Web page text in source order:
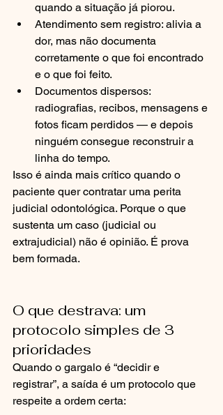
quando a situação já piorou.
Atendimento sem registro: alivia a
dor, mas não documenta
corretamente o que foi encontrado
e o que foi feito.
Documentos dispersos:
radiografias, recibos, mensagens e
fotos ficam perdidos — e depois
ninguém consegue reconstruir a
linha do tempo.
Isso é ainda mais crítico quando o
paciente quer contratar uma perita
judicial odontológica. Porque o que
sustenta um caso (judicial ou
extrajudicial) não é opinião. É prova
bem formada.
O que destrava: um
protocolo simples de 3
prioridades
Quando o gargalo é “decidir e
registrar”, a saída é um protocolo que
respeite a ordem certa: